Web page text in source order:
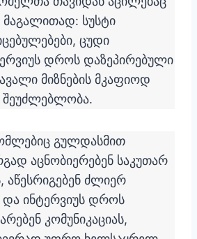
სუსტი
ცუდი
დროს დაზეპირებული
მიზნების მკაფიოდ
შეუძლებლობა.
გულდასმით
აცნობიერებენ საკუთარ
აწესრიგებენ ძლიერ
და ინტერვიუს დროს
კომუნიკაციას,